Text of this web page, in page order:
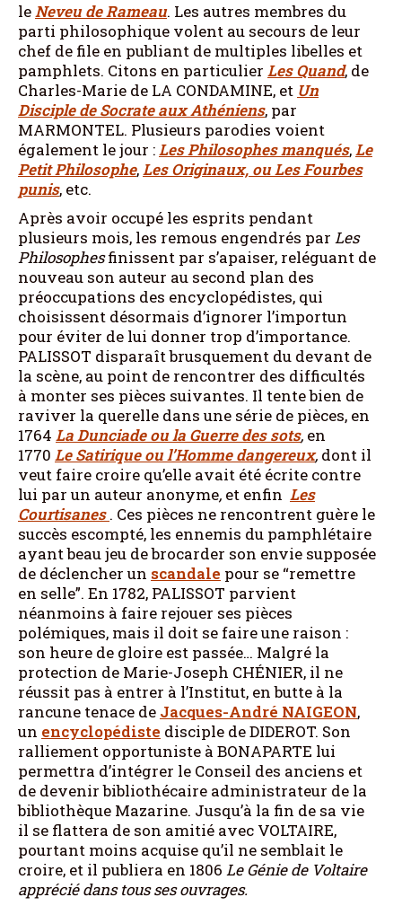
le Neveu de Rameau. Les autres membres du
parti philosophique volent au secours de leur
chef de file en publiant de multiples libelles et
pamphlets. Citons en particulier Les Quand, de
Charles-Marie de LA CONDAMINE, et Un
Disciple de Socrate aux Athéniens, par
MARMONTEL. Plusieurs parodies voient
également le jour : Les Philosophes manqués, Le
Petit Philosophe, Les Originaux, ou Les Fourbes
punis, etc.
Après avoir occupé les esprits pendant
plusieurs mois, les remous engendrés par Les
Philosophesfinissent par s’apaiser, reléguant de
nouveau son auteur au second plan des
préoccupations des encyclopédistes, qui
choisissent désormais d’ignorer l’importun
pour éviter de lui donner trop d’importance.
PALISSOT disparaît brusquement du devant de
la scène, au point de rencontrer des difficultés
à monter ses pièces suivantes. Il tente bien de
raviver la querelle dans une série de pièces, en
1764 La Dunciade ou la Guerre des sots, en
1770 Le Satirique ou l’Homme dangereux, dont il
veut faire croire qu’elle avait été écrite contre
lui par un auteur anonyme, et enfin Les
Courtisanes. Ces pièces ne rencontrent guère le
succès escompté, les ennemis du pamphlétaire
ayant beau jeu de brocarder son envie supposée
de déclencher un scandale pour se “remettre
en selle”. En 1782, PALISSOT parvient
néanmoins à faire rejouer ses pièces
polémiques, mais il doit se faire une raison :
son heure de gloire est passée… Malgré la
protection de Marie-Joseph CHÉNIER, il ne
réussit pas à entrer à l’Institut, en butte à la
rancune tenace de Jacques-André NAIGEON,
un encyclopédiste disciple de DIDEROT. Son
ralliement opportuniste à BONAPARTE lui
permettra d’intégrer le Conseil des anciens et
de devenir bibliothécaire administrateur de la
bibliothèque Mazarine. Jusqu’à la fin de sa vie
il se flattera de son amitié avec VOLTAIRE,
pourtant moins acquise qu’il ne semblait le
croire, et il publiera en 1806 Le Génie de Voltaire
apprécié dans tous ses ouvrages.